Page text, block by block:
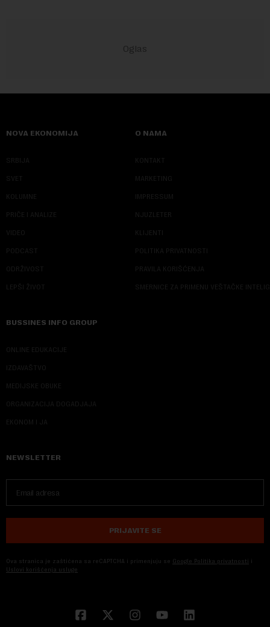
NOVA EKONOMIJA
SRBIJA
SVET
KOLUMNE
PRIČE I ANALIZE
VIDEO
PODCAST
ODRŽIVOST
LEPŠI ŽIVOT
O NAMA
KONTAKT
MARKETING
IMPRESSUM
NJUZLETER
KLIJENTI
POLITIKA PRIVATNOSTI
PRAVILA KORIŠĆENJA
SMERNICE ZA PRIMENU VEŠTAČKE
BUSSINES INFO GROUP
ONLINE EDUKACIJE
IZDAVAŠTVO
MEDIJSKE OBUKE
ORGANIZACIJA DOGADJAJA
EKONOM I JA
NEWSLETTER
PRIJAVITE SE
Ova stranica je zaštićena sa reCAPTCHA i primenjuju se Google Politika privatnosti i
Uslovi korišćenja usluge